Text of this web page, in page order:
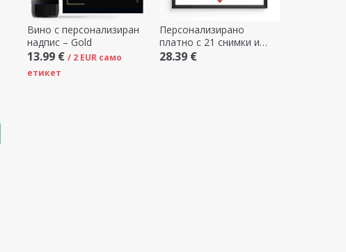
Вино с персонализиран
надпис – Gold
13.99 € / 2 EUR само
етикет
Персонализирано
платно с 21 снимки и
текст - Нашата история
28.39 €